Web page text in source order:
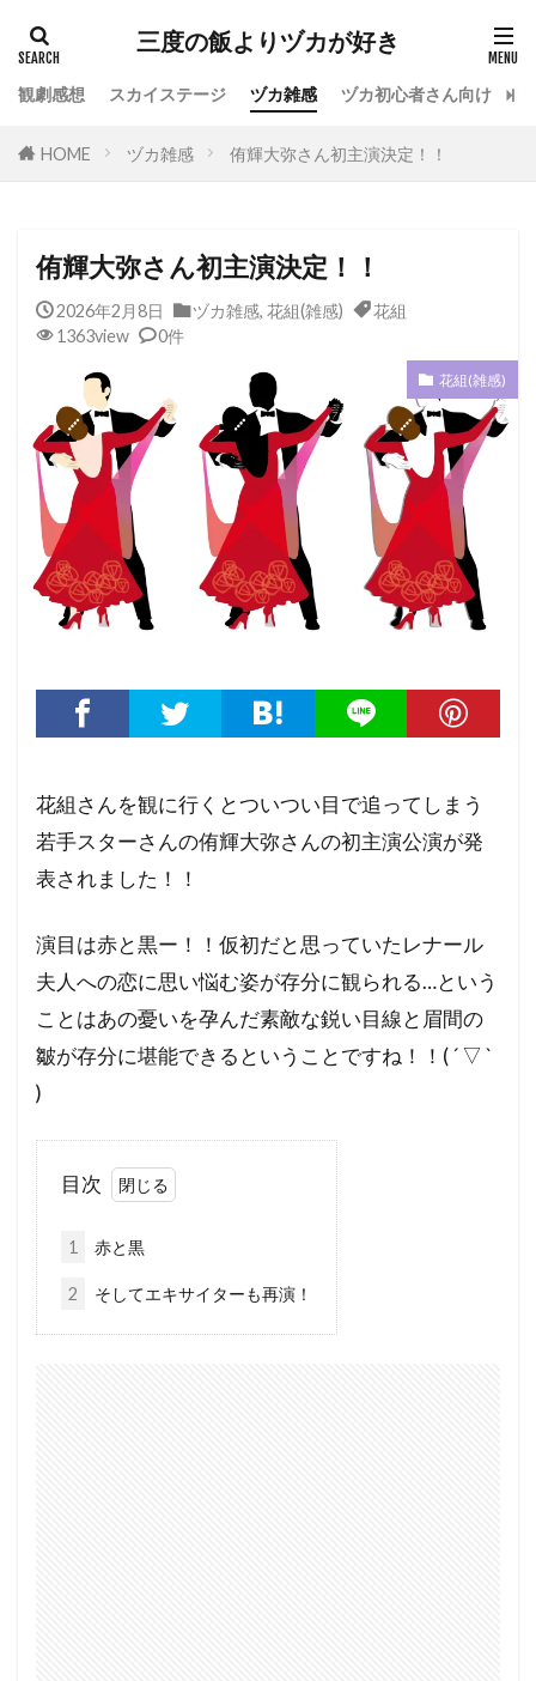
三度の飯よりヅカが好き
観劇感想 スカイステージ ヅカ雑感 ヅカ初心者さん向け
HOME ヅカ雑感 侑輝大弥さん初主演決定！！
侑輝大弥さん初主演決定！！
2026年2月8日 ヅカ雑感, 花組(雑感)
花組
1363view
0件
花組(雑感)
花組さんを観に行くとついつい目で追ってしまう
若手スターさんの侑輝大弥さんの初主演公演が発
表されました！！
演目は赤と黒ー！！仮初だと思っていたレナール
夫人への恋に思い悩む姿が存分に観られる…という
ことはあの憂いを孕んだ素敵な鋭い目線と眉間の
皺が存分に堪能できるということですね！！( ´ ▽ `
)
目次
1 赤と黒
2 そしてエキサイターも再演！
専科 花組 月組 雪組
星組
公演感想
レヴュースタァライト
宝塚用語
おすすめ飲食店
拍手 初心者
初観劇
観劇マナー
かげきしょうじょ!!
検索